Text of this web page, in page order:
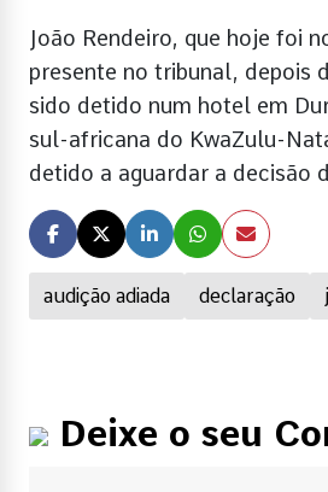
audição adiada declaração
João Rendeiro, que hoje foi
presente no tribunal, depois
sido detido num hotel em
sul-africana do KwaZulu-
detido a aguardar a decisão
Deixe o seu